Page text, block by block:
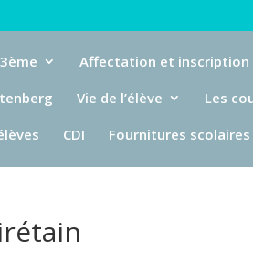
Affectation et inscription
Vie de l’élève Les
CDI Fournitures